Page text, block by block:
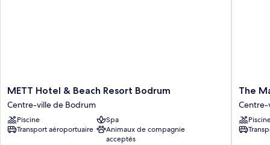
METT
Hotel
&
Beach
Resort
METT Hotel & Beach Resort Bodrum
Centre-ville de Bodrum
Piscine
Spa
Transport aéroportuaire
Animaux de compagnie
acceptés
The
Bodrum
-
Adult
The
Centre-